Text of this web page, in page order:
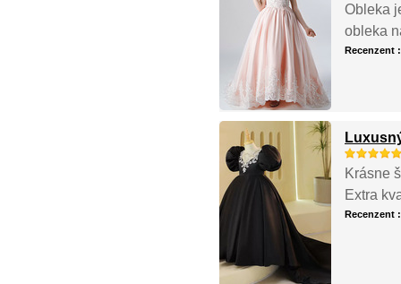
Obleka
obleka
Recenzent
Krásne
Extra
Recenzent